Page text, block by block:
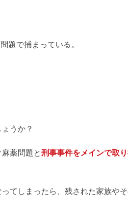
題で捕まっている。
うか？
薬問題と刑事事件をメインで取
てしまったら、残された家族や